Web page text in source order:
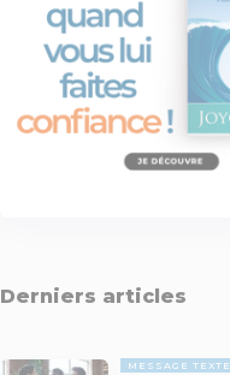
Derniers articles
MESSAGE TEXTE